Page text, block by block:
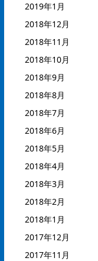
2019年1月
2018年12月
2018年11月
2018年10月
2018年9月
2018年8月
2018年7月
2018年6月
2018年5月
2018年4月
2018年3月
2018年2月
2018年1月
2017年12月
2017年11月